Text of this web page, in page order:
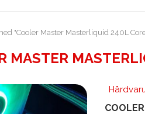
"Cooler Master Masterliquid 240L
MASTER